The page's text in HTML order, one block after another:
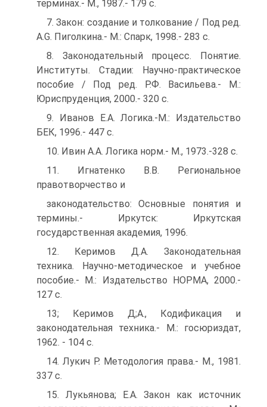
терминах.- M., 1987.- 179 с.
7. Закон: создание и толкование / Под ред.
A.G. Пиголкина.- M.: Спарк, 1998.- 283 с.
8. Законодательный процесс. Понятие.
Институты. Стадии: Научно-практическое
пособие / Под ред. Р.Ф. Васильева.- M.:
Юриспруденция, 2000.- 320 с.
9. Иванов Е.А. Логика.-М.: Издательство
БЕК, 1996.- 447 с.
10. Ивин А.А. Логика норм.- M., 1973.-328 с.
11. Игнатенко В.В. Региональное
правотворчество и
законодательство: Основные понятия и
термины.- Иркутск: Иркутская
государственная академия, 1996.
12. Керимов Д.А. Законодательная
техника. Научно-методическое и учебное
пособие.- M.: Издательство НОРМА, 2000.-
127 с.
13; Керимов Д;А., Кодификация и
законодательная техника.- M.: госюриздат,
1962. - 104 с.
14. Лукич Р. Методология права.- M., 1981.
337 с.
15. Лукьянова; Е.А. Закон как источник